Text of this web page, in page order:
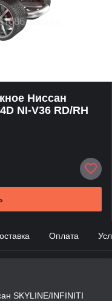
Ниссан
NI-V36 RD/RH
Оплата
SKYLINE/INFINITI